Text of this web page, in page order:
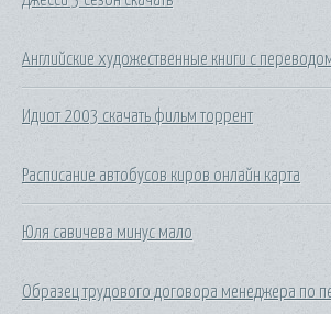
Английские художественные книги с
Идиот 2003 скачать фильм торрент
Расписание автобусов киров онлайн карта
Юля савичева минус мало
Образец трудового договора менеджера по